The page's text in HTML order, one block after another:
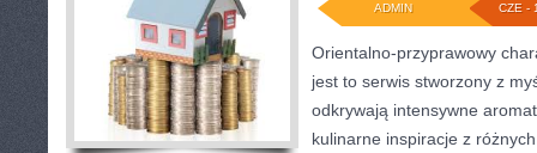
CZE -
ADMIN
Orientalno-przyprawowy
jest to serwis stworzony z
odkrywają intensywne
kulinarne inspiracje z